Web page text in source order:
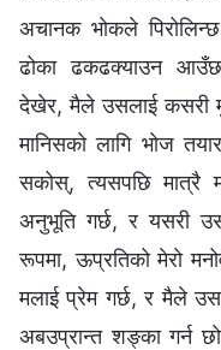
अचानक भोकले
ढोका ढकढक्याउन
देखेर, मैले उसलाई कसरी
मानिसको लागि भोज
सकोस्, त्यसपछि
अनुभूति गर्छ, र यसरी
रूपमा, ऊप्रतिको मेरो
मलाई प्रेम गर्छ, र मैले
अबउप्रान्त शङ्का गर्न